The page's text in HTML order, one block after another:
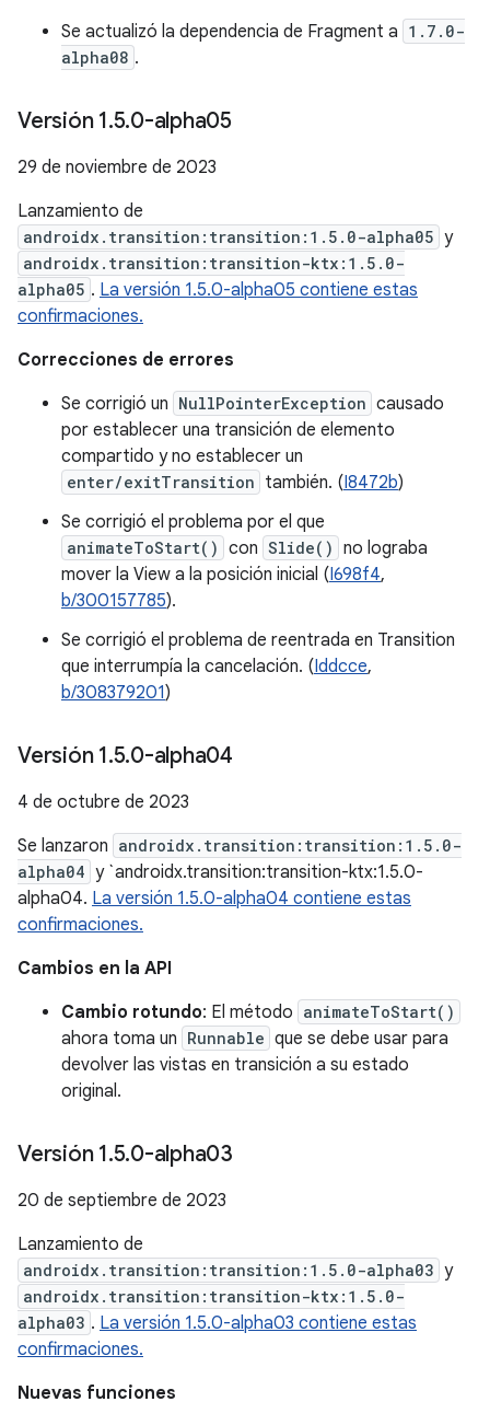
Se actualizó la dependencia de Fragment a 1.7.0-
alpha08 .
Versión 1.5.0-alpha05
29 de noviembre de 2023
Lanzamiento de
androidx.transition:transition:1.5.0-alpha05 y
androidx.transition:transition-ktx:1.5.0-
alpha05 . La versión 1.5.0-alpha05 contiene estas
confirmaciones.
Correcciones de errores
Se corrigió un NullPointerException causado
por establecer una transición de elemento
compartido y no establecer un
enter/exitTransition también. (I8472b)
Se corrigió el problema por el que
animateToStart() con Slide() no lograba
mover la View a la posición inicial (I698f4,
b/300157785).
Se corrigió el problema de reentrada en Transition
que interrumpía la cancelación. (Iddcce,
b/308379201)
Versión 1.5.0-alpha04
4 de octubre de 2023
Se lanzaron androidx.transition:transition:1.5.0-
alpha04 y `androidx.transition:transition-ktx:1.5.0-
alpha04. La versión 1.5.0-alpha04 contiene estas
confirmaciones.
Cambios en la API
Cambio rotundo: El método animateToStart()
ahora toma un Runnable que se debe usar para
devolver las vistas en transición a su estado
original.
Versión 1.5.0-alpha03
20 de septiembre de 2023
Lanzamiento de
androidx.transition:transition:1.5.0-alpha03 y
androidx.transition:transition-ktx:1.5.0-
alpha03 . La versión 1.5.0-alpha03 contiene estas
confirmaciones.
Nuevas funciones